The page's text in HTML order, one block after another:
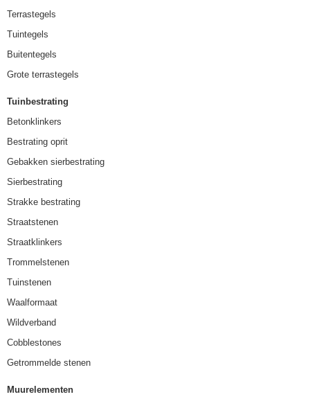
Terrastegels
Tuintegels
Buitentegels
Grote terrastegels
Tuinbestrating
Betonklinkers
Bestrating oprit
Gebakken sierbestrating
Sierbestrating
Strakke bestrating
Straatstenen
Straatklinkers
Trommelstenen
Tuinstenen
Waalformaat
Wildverband
Cobblestones
Getrommelde stenen
Muurelementen